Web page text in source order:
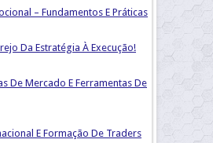
– Fundamentos E Práticas
Da Estratégia À Execução!
De Mercado E Ferramentas De
E Formação De Traders